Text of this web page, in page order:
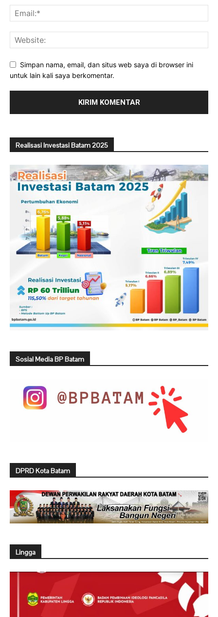
Simpan nama, email, dan situs web saya di browser ini
untuk lain kali saya berkomentar.
Realisasi Investasi Batam 2025
Sosial Media BP Batam
DPRD Kota Batam
Lingga